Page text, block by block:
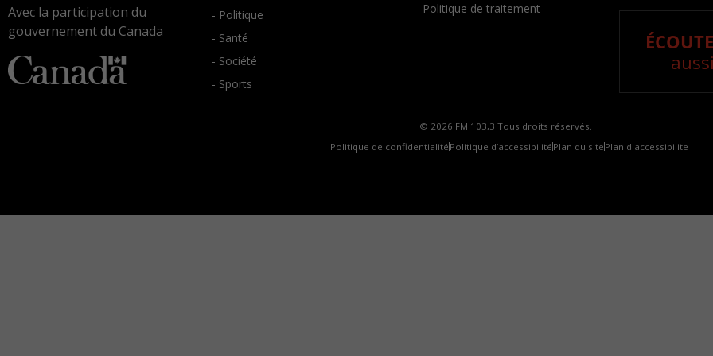
Avec la participation du
gouvernement du Canada
- Politique
- Santé
- Société
- Sports
- Politique de traitement
© 2026 FM 103,3 Tous droits réservés.
Politique de confidentialité Politique d’accessibilité Plan du site Plan d'accessibilite